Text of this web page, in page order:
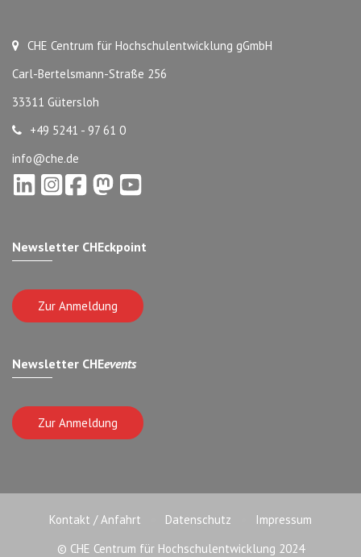
CHE Centrum für Hochschulentwicklung gGmbH
Carl-Bertelsmann-Straße 256
33311 Gütersloh
+49 5241 - 97 61 0
info@che.de
Newsletter CHEckpoint
Zur Anmeldung
Newsletter CHEevents
Zur Anmeldung
Kontakt / Anfahrt Datenschutz
Impressum
© CHE Centrum für Hochschulentwicklung 2024